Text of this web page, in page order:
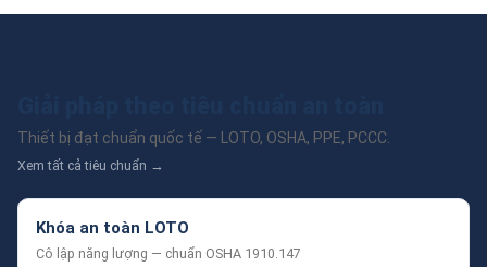
Thiết bị đạt chuẩn quốc tế — LOTO, OSHA, PPE, PCCC.
Xem tất cả tiêu chuẩn →
Khóa an toàn LOTO
Cô lập năng lượng — chuẩn OSHA 1910.147